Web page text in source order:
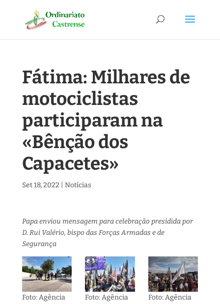
Fátima: Milhares de
motociclistas
participaram na
«Bênção dos
Capacetes»
Set 18, 2022 Notícias
Papa enviou mensagem para celebração presidida por
D. Rui Valério, bispo das Forças Armadas e de
Segurança
Foto: Agência
Foto: Agência
Foto: Agência